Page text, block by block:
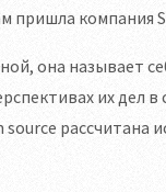
пришла компания
она называет
их дел
рассчитана